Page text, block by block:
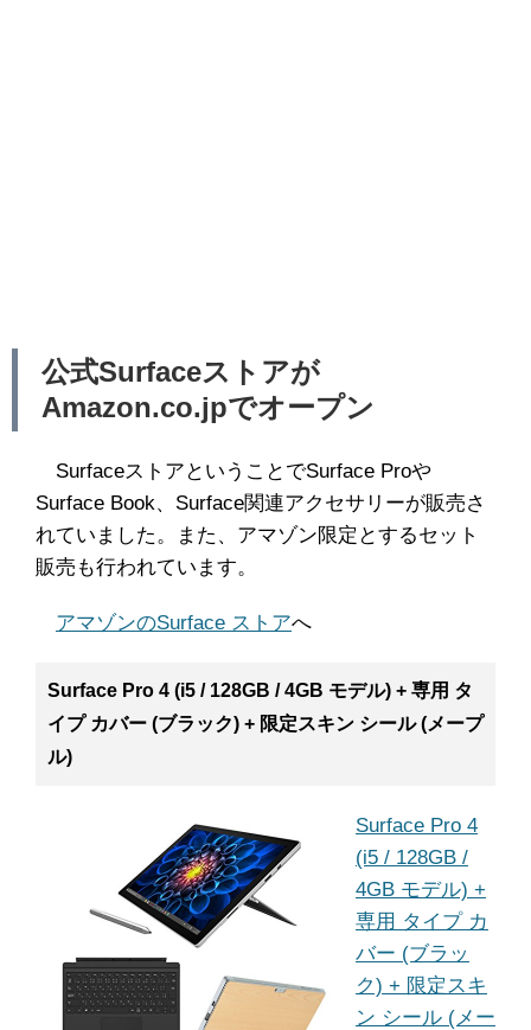
公式Surfaceストアが
Amazon.co.jpでオープン
SurfaceストアということでSurface Proや
Surface Book、Surface関連アクセサリーが販売さ
れていました。また、アマゾン限定とするセット
販売も行われています。
アマゾンのSurface ストアへ
Surface Pro 4 (i5 / 128GB / 4GB モデル) + 専用 タ
イプ カバー (ブラック) + 限定スキン シール (メープ
ル)
Surface Pro 4
(i5 / 128GB /
4GB モデル) +
専用 タイプ カ
バー (ブラッ
ク) + 限定スキ
ン シール (メー